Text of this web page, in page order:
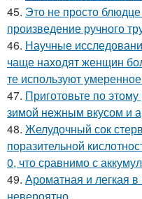
45. Это не просто
произведение ручного
46. Научные
чаще находят женщин
те используют
47. Приготовьте по
зимой нежным вкусом и
48. Желудочный сок
поразительной
0, что сравнимо с
49. Ароматная и легкая
невероятно.